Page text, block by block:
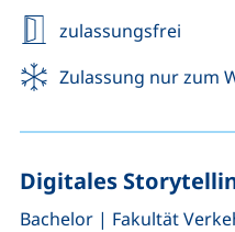
zulassungsfrei
Zulassung nur zum
Digitales
Bachelor, | Fakultät